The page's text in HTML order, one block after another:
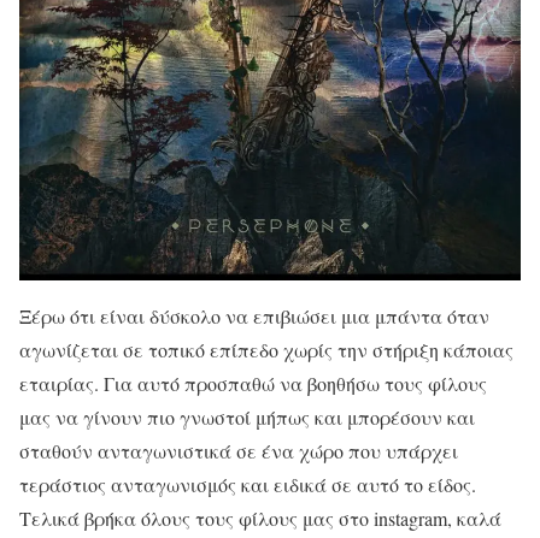
Ξέρω ότι είναι δύσκολο να επιβιώσει μια μπάντα όταν
αγωνίζεται σε τοπικό επίπεδο χωρίς την στήριξη κάποιας
εταιρίας. Για αυτό προσπαθώ να βοηθήσω τους φίλους
μας να γίνουν πιο γνωστοί μήπως και μπορέσουν και
σταθούν ανταγωνιστικά σε ένα χώρο που υπάρχει
τεράστιος ανταγωνισμός και ειδικά σε αυτό το είδος.
Τελικά βρήκα όλους τους φίλους μας στο instagram, καλά